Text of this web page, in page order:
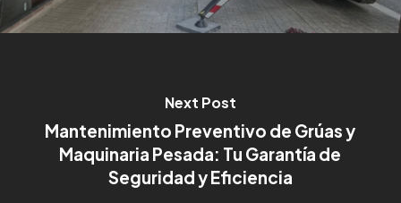
Next Post
Mantenimiento Preventivo de Grúas y
Maquinaria Pesada: Tu Garantía de
Seguridad y Eficiencia